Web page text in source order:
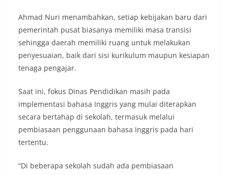
Ahmad Nuri menambahkan, setiap kebijakan baru dari
pemerintah pusat biasanya memiliki masa transisi
sehingga daerah memiliki ruang untuk melakukan
penyesuaian, baik dari sisi kurikulum maupun kesiapan
tenaga pengajar.
Saat ini, fokus Dinas Pendidikan masih pada
implementasi bahasa Inggris yang mulai diterapkan
secara bertahap di sekolah, termasuk melalui
pembiasaan penggunaan bahasa Inggris pada hari
tertentu.
“Di beberapa sekolah sudah ada pembiasaan